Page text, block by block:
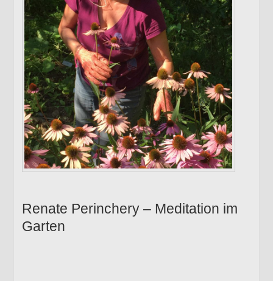
Renate Perinchery – Meditation im
Garten